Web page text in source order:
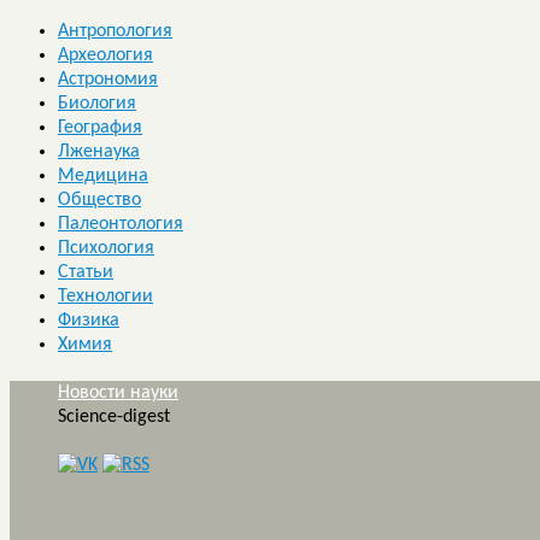
Антропология
Археология
Астрономия
Биология
География
Лженаука
Медицина
Общество
Палеонтология
Психология
Статьи
Технологии
Физика
Химия
Новости науки
Science-digest